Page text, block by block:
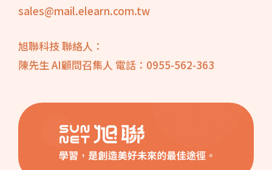
sales@mail.elearn.com.tw
旭聯科技 聯絡人：
陳先生 AI顧問召集人 電話：0955-562-363